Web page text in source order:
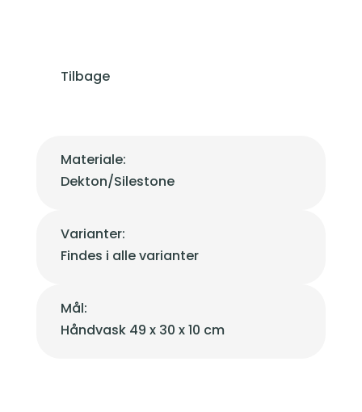
Tilbage
Materiale:
Dekton/Silestone
Varianter:
Findes i alle varianter
Mål:
Håndvask 49 x 30 x 10 cm